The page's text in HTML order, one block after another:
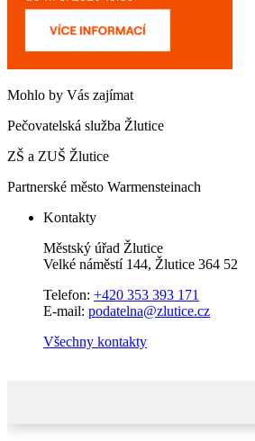
Mohlo by Vás zajímat
Pečovatelská služba Žlutice
ZŠ a ZUŠ Žlutice
Partnerské město Warmensteinach
Kontakty
Městský úřad Žlutice
Velké náměstí 144, Žlutice 364 52
Telefon: +420 353 393 171
E-mail: podatelna@zlutice.cz
Všechny kontakty